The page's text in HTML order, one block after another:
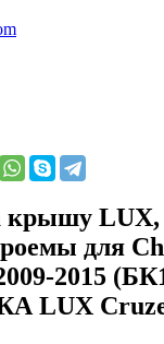
крышу LUX,
для
2015
LUX